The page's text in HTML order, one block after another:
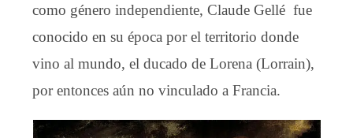
como género independiente, Claude Gellé fue
conocido en su época por el territorio donde
vino al mundo, el ducado de Lorena (Lorrain),
por entonces aún no vinculado a Francia.